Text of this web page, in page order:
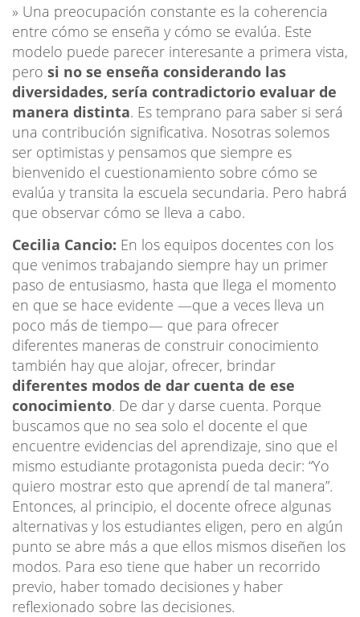
» Una preocupación constante es la coherencia
entre cómo se enseña y cómo se evalúa. Este
modelo puede parecer interesante a primera vista,
pero si no se enseña considerando las
diversidades, sería contradictorio evaluar de
manera distinta. Es temprano para saber si será
una contribución significativa. Nosotras solemos
ser optimistas y pensamos que siempre es
bienvenido el cuestionamiento sobre cómo se
evalúa y transita la escuela secundaria. Pero habrá
que observar cómo se lleva a cabo.
Cecilia Cancio: En los equipos docentes con los
que venimos trabajando siempre hay un primer
paso de entusiasmo, hasta que llega el momento
en que se hace evidente —que a veces lleva un
poco más de tiempo— que para ofrecer
diferentes maneras de construir conocimiento
también hay que alojar, ofrecer, brindar
diferentes modos de dar cuenta de ese
conocimiento. De dar y darse cuenta. Porque
buscamos que no sea solo el docente el que
encuentre evidencias del aprendizaje, sino que el
mismo estudiante protagonista pueda decir: “Yo
quiero mostrar esto que aprendí de tal manera”.
Entonces, al principio, el docente ofrece algunas
alternativas y los estudiantes eligen, pero en algún
punto se abre más a que ellos mismos diseñen los
modos. Para eso tiene que haber un recorrido
previo, haber tomado decisiones y haber
reflexionado sobre las decisiones.